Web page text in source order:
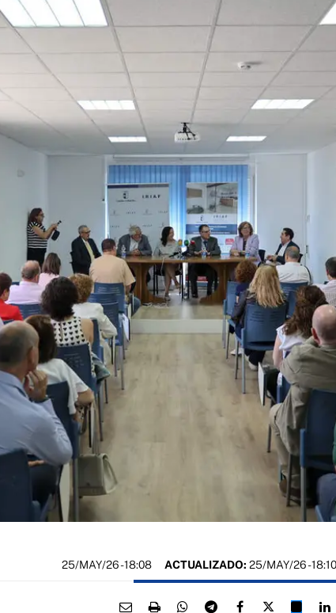
25/MAY/26- 18:08 ACTUALIZADO: 25/MAY/26 - 18:10